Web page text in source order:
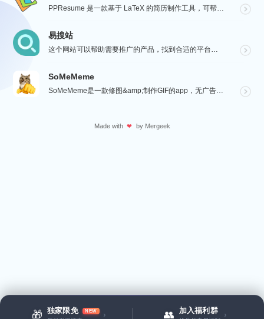
🎁 独家限免 NEW › 👥 加入福利群 ›
PPResume 是一款基于 LaTeX 的简历制作工具，可帮助用户在几分钟内快速制作精美、排版良好...
易搜站
这个网站可以帮助需要推广的产品，找到合适的平台进行沟通与投放，通过【预览图】与【SEO 流量数据】展...
SoMeMeme
SoMeMeme是一款修图&amp;制作GIF的app，无广告，无水印，专注于修图和将你相册中的视频...
Made with ❤ by Mergeek